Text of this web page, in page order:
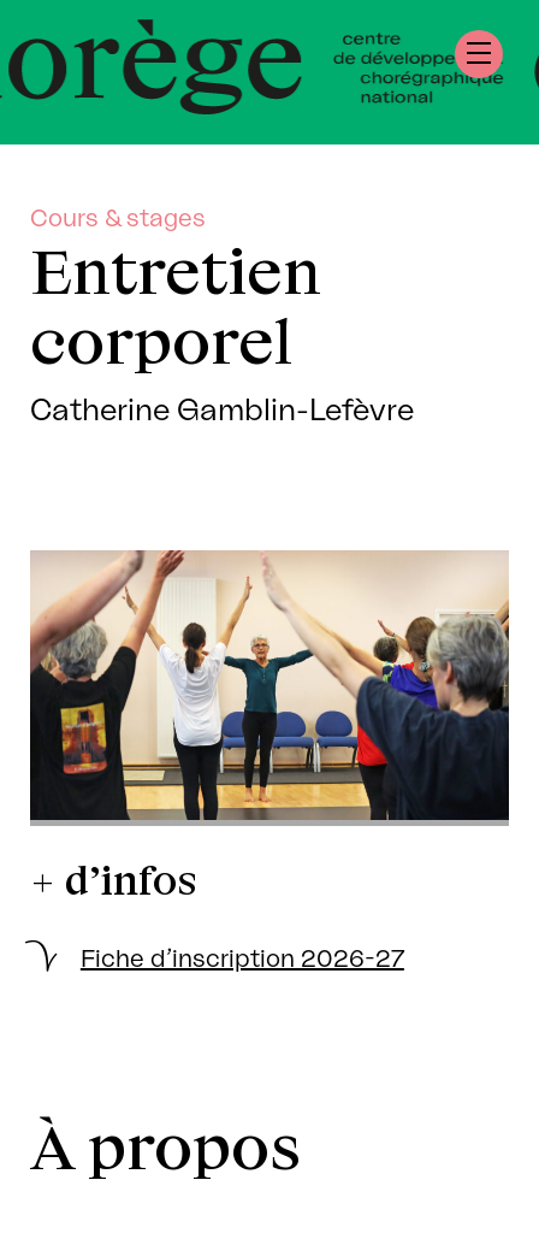
de
Cours & stages
Entretien
corporel
Catherine Gamblin-Lefèvre
+ d’infos
Fiche d’inscription 2026-27
À propos